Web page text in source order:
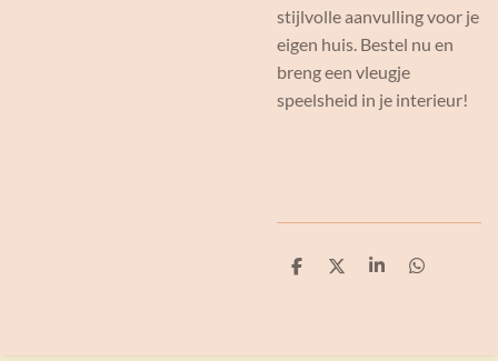
stijlvolle aanvulling voor je
eigen huis. Bestel nu en
breng een vleugje
speelsheid in je interieur!
D
D
S
D